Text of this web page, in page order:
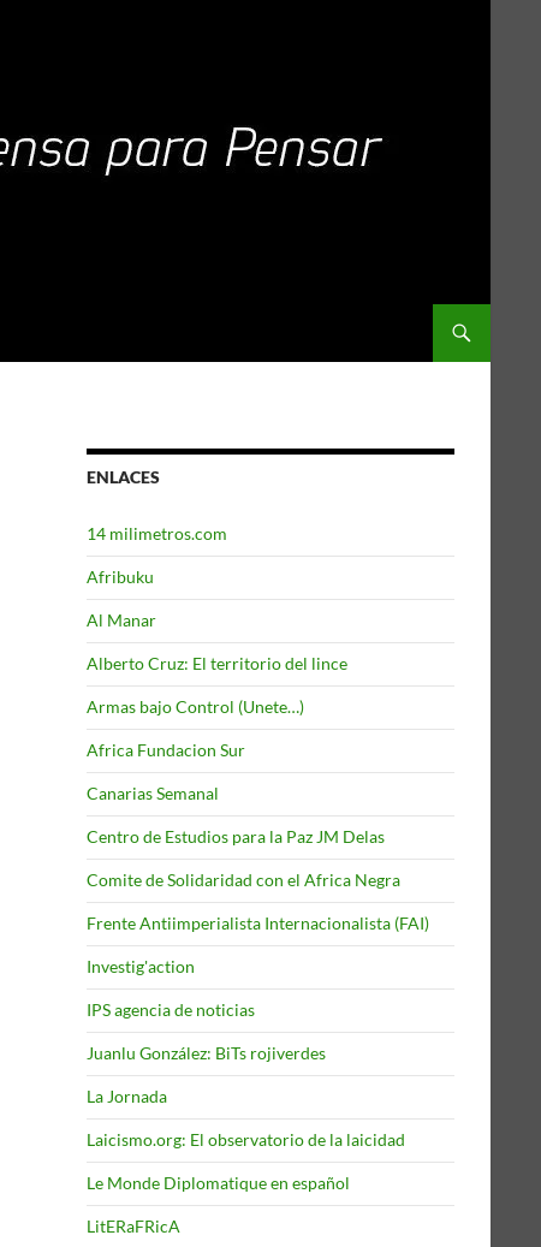
ENLACES
14 milimetros.com
Afribuku
Al Manar
Alberto Cruz: El territorio del lince
Armas bajo Control (Unete…)
Africa Fundacion Sur
Canarias Semanal
Centro de Estudios para la Paz JM Delas
Comite de Solidaridad con el Africa Negra
Frente Antiimperialista Internacionalista (FAI)
Investig'action
IPS agencia de noticias
Juanlu González: BiTs rojiverdes
La Jornada
Laicismo.org: El observatorio de la laicidad
Le Monde Diplomatique en español
LitERaFRicA